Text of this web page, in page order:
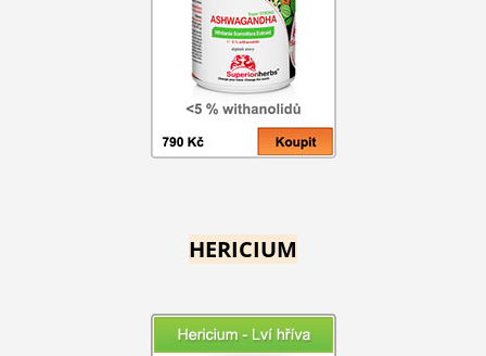
HERICIUM